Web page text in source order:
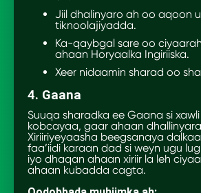
Jiil dhalinyaro ah oo aqoon
tiknoolajiyadda.
Ka-qaybgal sare oo
ahaan Horyaalka Ingiriiska.
Xeer nidaamin sharad oo
4. Gaana
Suuqa sharadka ee Gaana si
kobcayaa, gaar ahaan
Xiriiriyeyaasha beegsanaya
faa’iidi karaan dad si weyn ugu
iyo dhaqan ahaan xiriir la leh
ahaan kubadda cagta.